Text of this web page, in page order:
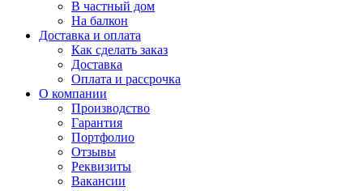
В частный дом
На балкон
Доставка и оплата
Как сделать заказ
Доставка
Оплата и рассрочка
О компании
Производство
Гарантия
Портфолио
Отзывы
Реквизиты
Вакансии